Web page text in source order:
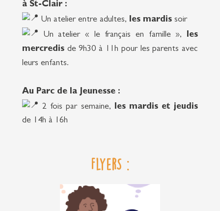
à St-Clair :
Un atelier entre adultes, les mardissoir
Un atelier « le français en famille », les
mercredisde 9h30 à 11h pour les parents avec
leurs enfants.
Au Parc de la Jeunesse :
2 fois par semaine, les mardis et jeudis
de 14h à 16h
FlyerS :